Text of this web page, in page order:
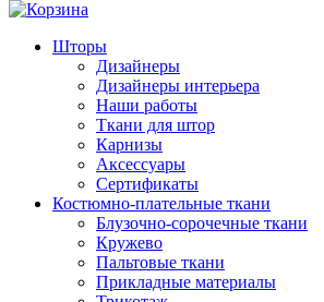
Шторы
Дизайнеры
Дизайнеры интерьера
Наши работы
Ткани для штор
Карнизы
Аксессуары
Сертификаты
Костюмно-плательные ткани
Блузочно-сорочечные ткани
Кружево
Пальтовые ткани
Прикладные материалы